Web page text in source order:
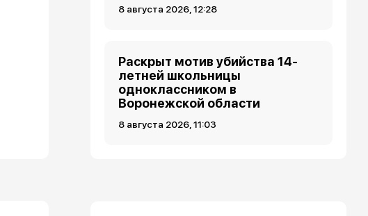
8 августа 2026, 12:28
Раскрыт мотив убийства 14-
летней школьницы
одноклассником в
Воронежской области
8 августа 2026, 11:03